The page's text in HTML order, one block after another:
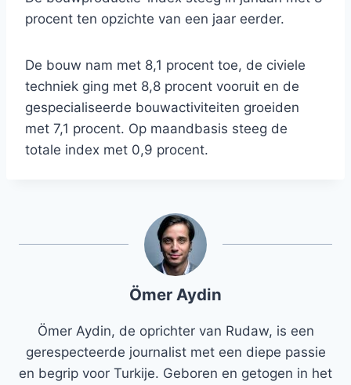
procent ten opzichte van een jaar eerder.
De bouw nam met 8,1 procent toe, de civiele
techniek ging met 8,8 procent vooruit en de
gespecialiseerde bouwactiviteiten groeiden
met 7,1 procent. Op maandbasis steeg de
totale index met 0,9 procent.
Ömer Aydin
Ömer Aydin, de oprichter van Rudaw, is een
gerespecteerde journalist met een diepe passie
en begrip voor Turkije. Geboren en getogen in het